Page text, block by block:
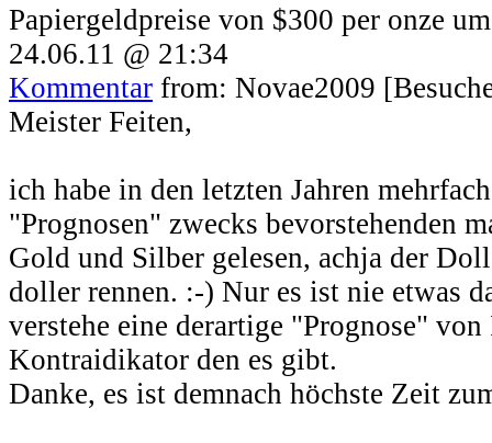
Papiergeldpreise von $300 per onze
24.06.11 @ 21:34
Kommentar from: Novae2009
Meister Feiten,
ich habe in den letzten Jahren
"Prognosen" zwecks bevorstehenden
Gold und Silber gelesen, achja der
doller rennen. :-) Nur es ist nie etwas
verstehe eine derartige "Prognose" von
Kontraidikator den es gibt.
Danke, es ist demnach höchste Zeit